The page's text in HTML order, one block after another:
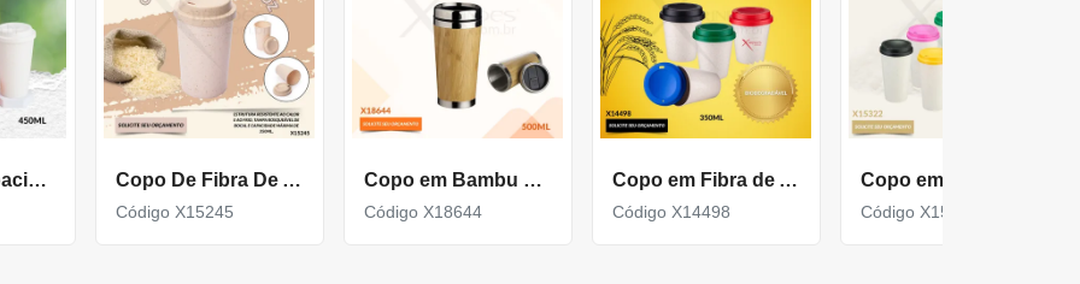
Copo com capacidade de 450ML feito em fibra de bambu X18740 Copo De Fibra De Arroz Com Capacidade De 350Ml X15245
Código X15245
Copo em Bambu de 500ml parte interna em Inox X18644
Código X18644
Copo em Fibra de Arroz Biodegradável com 350ml X14498
Código X14498 Código X15323